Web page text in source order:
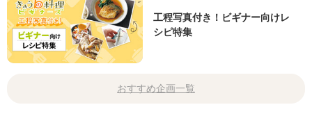
工程写真付き！ビギナー向けレ
シピ特集
おすすめ企画一覧